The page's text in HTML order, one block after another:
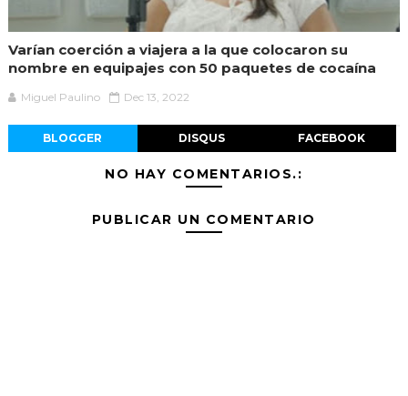
Varían coerción a viajera a la que colocaron su
nombre en equipajes con 50 paquetes de cocaína
Miguel Paulino Dec 13, 2022
BLOGGER DISQUS FACEBOOK
NO HAY COMENTARIOS.:
PUBLICAR UN COMENTARIO